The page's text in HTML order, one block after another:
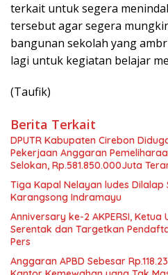
terkait untuk segera
tersebut agar segera
bangunan sekolah yang
lagi untuk kegiatan belajar
(Taufik)
Berita Terkait
DPUTR Kabupaten Cirebon
Pekerjaan Anggaran
Selokan, Rp.581.850.000Juta
Tiga Kapal Nelayan ludes Dilalap
Karangsong Indramayu
Anniversary ke-2 AKPERSI, Ketua
Serentak dan Targetkan
Pers
Anggaran APBD Sebesar